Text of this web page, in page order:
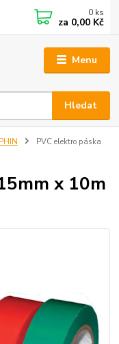
Menu
Hledat
0 ks
za 0,00 Kč
PVC elektro páska
x 10m